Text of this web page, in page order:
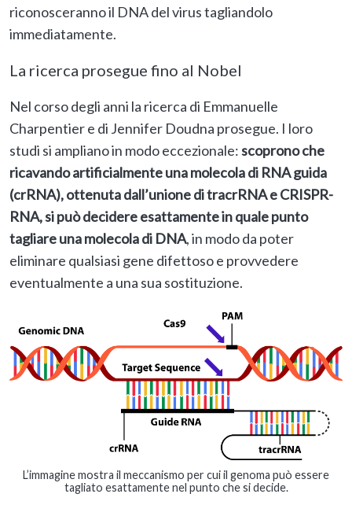
riconosceranno il DNA del virus tagliandolo
immediatamente.
La ricerca prosegue fino al Nobel
Nel corso degli anni la ricerca di Emmanuelle
Charpentier e di Jennifer Doudna prosegue. I loro
studi si ampliano in modo eccezionale:scoprono che
ricavando artificialmente una molecola di RNA guida
(crRNA), ottenuta dall’unione di tracrRNA e CRISPR-
RNA, si può decidere esattamente in quale punto
tagliare una molecola di DNA, in modo da poter
eliminare qualsiasi gene difettoso e provvedere
eventualmente a una sua sostituzione.
L’immagine mostra il meccanismo per cui il genoma può essere
tagliato esattamente nel punto che si decide.